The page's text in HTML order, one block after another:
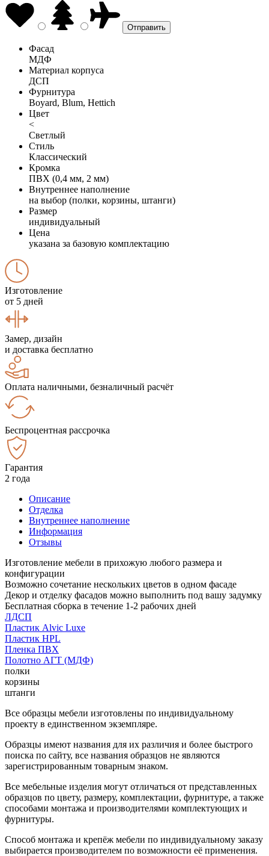
Фасад
МДФ
Материал корпуса
ДСП
Фурнитура
Boyard, Blum, Hettich
Цвет
<
Светлый
Стиль
Классический
Кромка
ПВХ (0,4 мм, 2 мм)
Внутреннее наполнение
на выбор (полки, корзины, штанги)
Размер
индивидуальный
Цена
указана за базовую комплектацию
Изготовление
от 5 дней
Замер, дизайн
и доставка бесплатно
Оплата наличными, безналичный расчёт
Беспроцентная рассрочка
Гарантия
2 года
Описание
Отделка
Внутреннее наполнение
Информация
Отзывы
Изготовление мебели в прихожую любого размера и
конфигурации
Возможно сочетание нескольких цветов в одном фасаде
Декор и отделку фасадов можно выполнить под вашу задумку
Бесплатная сборка в течение 1-2 рабочих дней
ЛДСП
Пластик Alvic Luxe
Пластик HPL
Пленка ПВХ
Полотно АГТ (МДФ)
полки
корзины
штанги
Все образцы мебели изготовлены по индивидуальному
проекту в единственном экземпляре.
Образцы имеют названия для их различия и более быстрого
поиска по сайту, все названия образцов не являются
зарегистрированным товарным знаком.
Все мебельные изделия могут отличаться от представленных
образцов по цвету, размеру, комплектации, фурнитуре, а также
способами монтажа и производителями комплектующих и
фурнитуры.
Способ монтажа и крепёж мебели по индивидуальному заказу
выбирается производителем по возможности её применения.